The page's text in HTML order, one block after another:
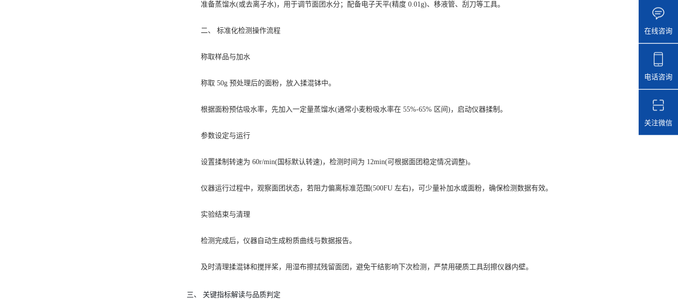
准备蒸馏水(或去离子水)，用于调节面团水分；配备电子天平(精度 0.01g)、移液管、刮刀等工具。
二、 标准化检测操作流程
称取样品与加水
称取 50g 预处理后的面粉，放入揉混钵中。
根据面粉预估吸水率，先加入一定量蒸馏水(通常小麦粉吸水率在 55%-65% 区间)，启动仪器揉制。
参数设定与运行
设置揉制转速为 60r/min(国标默认转速)，检测时间为 12min(可根据面团稳定情况调整)。
仪器运行过程中，观察面团状态，若阻力偏离标准范围(500FU 左右)，可少量补加水或面粉，确保检测数据有效。
实验结束与清理
检测完成后，仪器自动生成粉质曲线与数据报告。
及时清理揉混钵和搅拌桨，用湿布擦拭残留面团，避免干结影响下次检测，严禁用硬质工具刮擦仪器内壁。
三、 关键指标解读与品质判定
在线咨询
电话咨询
关注微信